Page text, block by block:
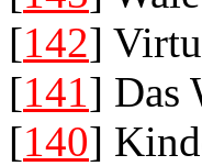
[142]
[141] Das
[140]